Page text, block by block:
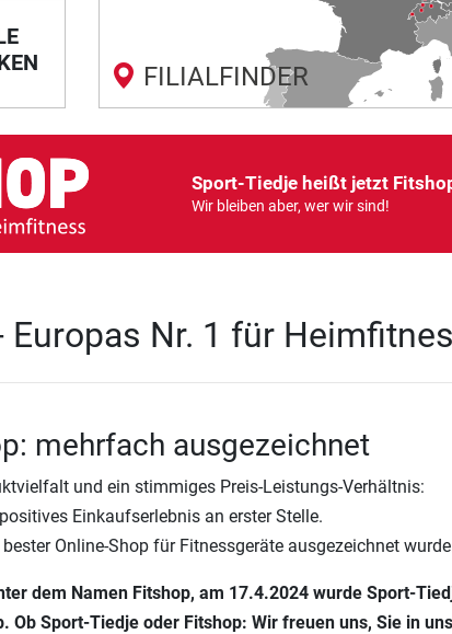
FILIALFINDER
Sport-Tiedje heißt jetzt
Wir bleiben aber, wer wir sind!
Nr. 1 für
mehrfach ausgezeichnet
und ein stimmiges Preis-Leistungs-Verhältnis:
Einkaufserlebnis an erster Stelle.
Online-Shop für Fitnessgeräte ausgezeichnet
dem Namen Fitshop, am 17.4.2024 wurde Sport-
Sport-Tiedje oder Fitshop: Wir freuen uns, Sie in